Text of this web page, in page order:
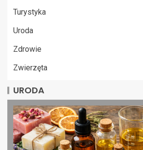
Turystyka
Uroda
Zdrowie
Zwierzęta
URODA